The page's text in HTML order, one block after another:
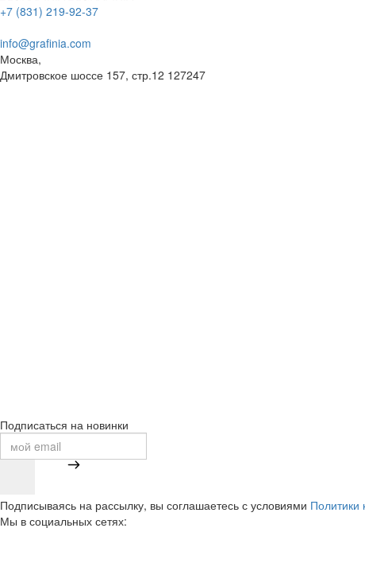
+7 (831) 219-92-37
info@grafinia.com
Москва,
Дмитровское шоссе 157, стр.12 127247
Подписаться на новинки
Подписываясь на рассылку, вы соглашаетесь с условиями Политики
Мы в социальных сетях: